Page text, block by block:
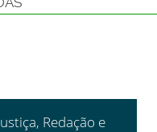
Redação e